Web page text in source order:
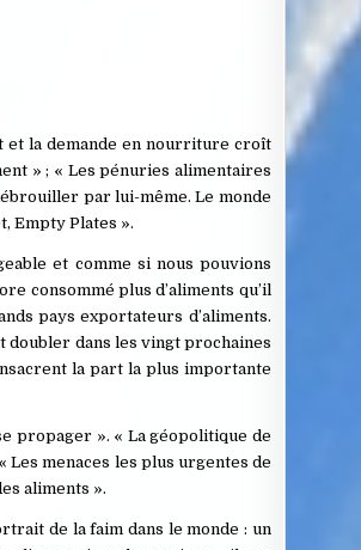
et la demande en nourriture croît
» ; « Les pénuries alimentaires
par lui-même. Le monde
Empty Plates ».
et comme si nous pouvions
consommé plus d’aliments qu’il
pays exportateurs d’aliments.
doubler dans les vingt prochaines
la part la plus importante
propager ». « La géopolitique de
menaces les plus urgentes de
aliments ».
de la faim dans le monde : un